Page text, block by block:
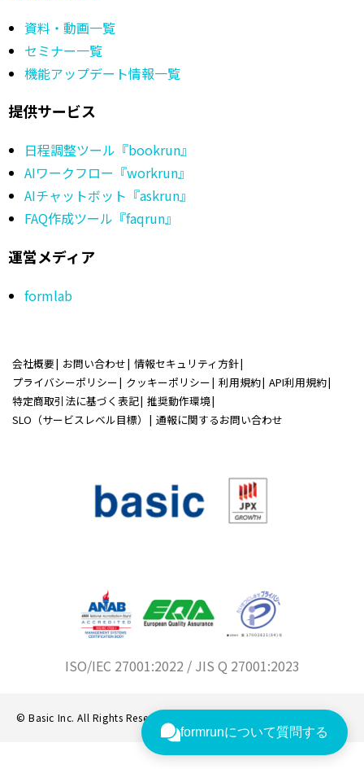
資料・動画一覧
セミナー一覧
機能アップデート情報一覧
提供サービス
日程調整ツール『bookrun』
AIワークフロー『workrun』
AIチャットボット『askrun』
FAQ作成ツール『faqrun』
運営メディア
formlab
会社概要 お問い合わせ 情報セキュリティ方針
プライバシーポリシー
クッキーポリシー 利用規約 API利用規約
特定商取引法に基づく表記 推奨動作環境
SLO（サービスレベル目標）
通報に関するお問い合わせ
ISO/IEC 27001:2022 / JIS Q 27001:2023
© Basic Inc. All Rights Reserved.